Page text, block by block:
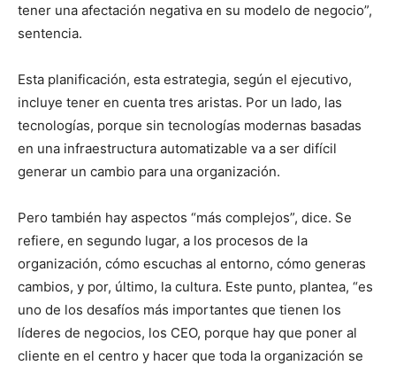
tener una afectación negativa en su modelo de negocio”,
sentencia.
Esta planificación, esta estrategia, según el ejecutivo,
incluye tener en cuenta tres aristas. Por un lado, las
tecnologías, porque sin tecnologías modernas basadas
en una infraestructura automatizable va a ser difícil
generar un cambio para una organización.
Pero también hay aspectos “más complejos”, dice. Se
refiere, en segundo lugar, a los procesos de la
organización, cómo escuchas al entorno, cómo generas
cambios, y por, último, la cultura. Este punto, plantea, “es
uno de los desafíos más importantes que tienen los
líderes de negocios, los CEO, porque hay que poner al
cliente en el centro y hacer que toda la organización se